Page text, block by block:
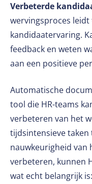
Verbeterde
wervingsproces
kandidaatervaring.
feedback en weten
aan een positieve
Automatische
tool die HR-teams
verbeteren van het
tijdsintensieve
nauwkeurigheid van
verbeteren, kunnen
wat echt belangrijk